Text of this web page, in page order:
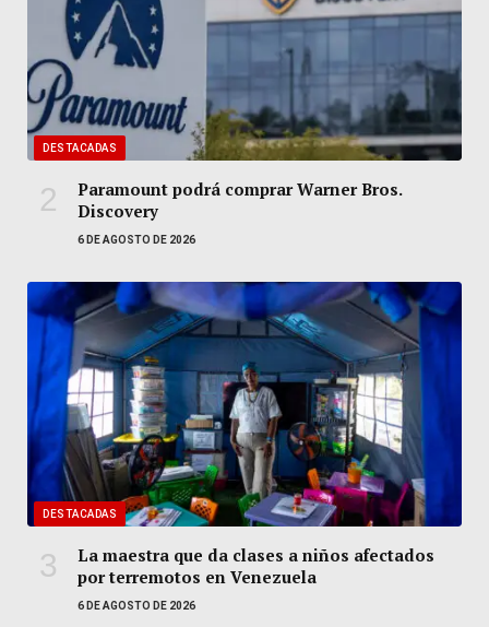
DESTACADAS
Paramount podrá comprar Warner Bros.
Discovery
6 DE AGOSTO DE 2026
DESTACADAS
La maestra que da clases a niños afectados
por terremotos en Venezuela
6 DE AGOSTO DE 2026